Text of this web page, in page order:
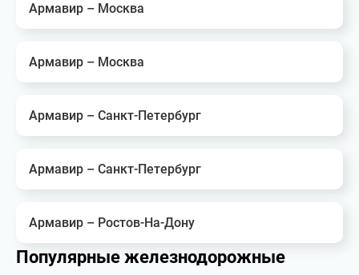
Армавир – Москва
Армавир – Москва
Армавир – Санкт-Петербург
Армавир – Санкт-Петербург
Армавир – Ростов-На-Дону
Популярные железнодорожные